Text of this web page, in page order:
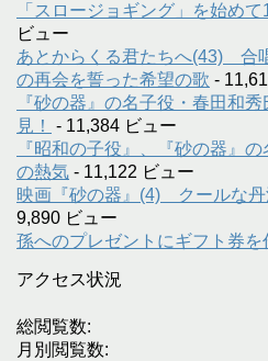
「スロージョギング」を始め
ビュー
あとからくる君たちへ(43) 合
の再会を誓った希望の歌 -
『砂の器』の名子役・春田和
見！
- 11,384 ビュー
『昭和の子役』、『砂の器』
の熱気 - 11,122 ビュー
映画『砂の器』(4) クールな
9,890 ビュー
孫へのプレゼントにギフト券を
アクセス状況
総閲覧数:
月別閲覧数: